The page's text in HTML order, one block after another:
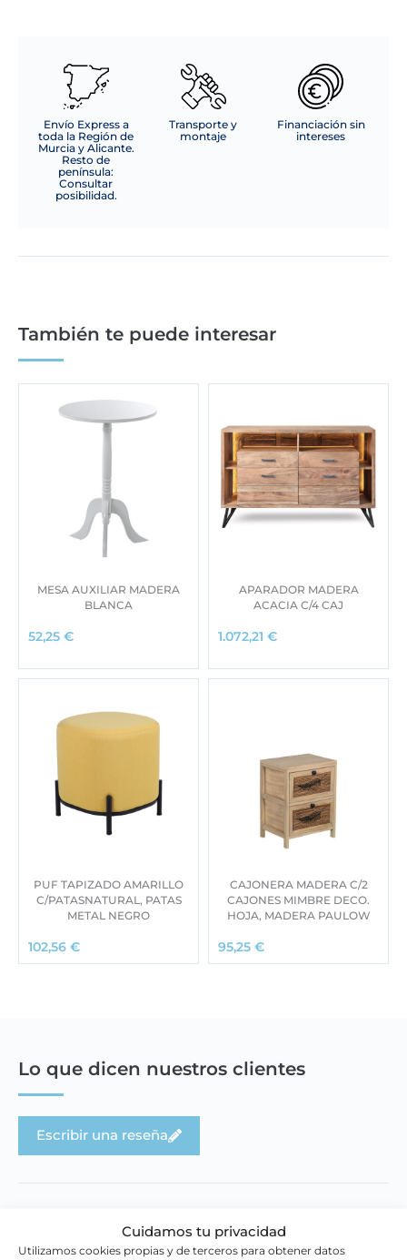
Cuidamos tu privacidad
Utilizamos cookies propias y de terceros para obtener datos
Envío Express a
toda la Región de
Murcia y Alicante.
Resto de
península:
Consultar
posibilidad.
Transporte y
montaje
Financiación sin
intereses
También te puede interesar
MESA AUXILIAR MADERA
BLANCA
52,25 €
APARADOR MADERA
ACACIA C/4 CAJ
1.072,21 €
PUF TAPIZADO AMARILLO
C/PATASNATURAL, PATAS
METAL NEGRO
102,56 €
CAJONERA MADERA C/2
CAJONES MIMBRE DECO.
HOJA, MADERA PAULOW
95,25 €
Lo que dicen nuestros clientes
Escribir una reseña